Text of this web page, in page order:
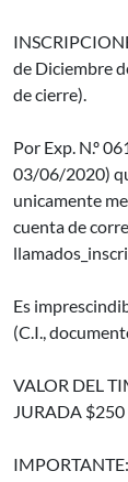
de Diciembre
de cierre).
Por Exp. N.º
03/06/2020)
unicamente
cuenta de
Es
(C.I.,
VALOR DEL
JURADA $250
IMPORTANTE: